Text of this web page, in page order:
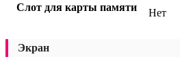
Слот для карты памяти
Нет
Экран